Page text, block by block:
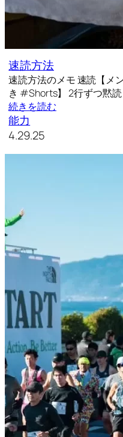
速読方法
速読方法のメモ 速読【メ
き #Shorts】 2行ずつ黙
続きを読む
能力
4.29.25